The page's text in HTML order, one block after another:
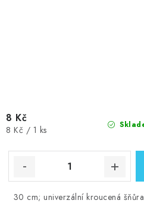
8 Kč
Měrná
8 Kč / 1 ks
30 cm; univerzální kroucená